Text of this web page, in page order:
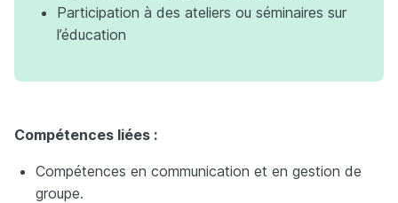
Participation à des ateliers ou séminaires sur
l’éducation
Compétences liées :
Compétences en communication et en gestion de
groupe.